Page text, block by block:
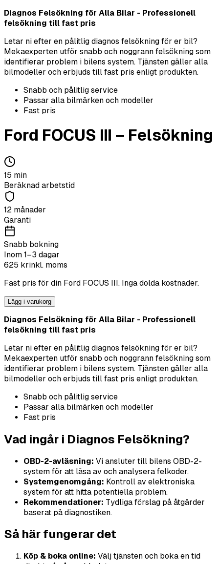
Diagnos Felsökning för Alla Bilar - Professionell
felsökning till fast pris
Letar ni efter en pålitlig diagnos felsökning för er bil?
Mekaexperten utför snabb och noggrann felsökning som
identifierar problem i bilens system. Tjänsten gäller alla
bilmodeller och erbjuds till fast pris enligt produkten.
Snabb och pålitlig service
Passar alla bilmärken och modeller
Fast pris
Ford FOCUS III – Felsökning
15 min
Beräknad arbetstid
12 månader
Garanti
Snabb bokning
Inom 1–3 dagar
625 krinkl. moms
Fast pris för din Ford FOCUS III. Inga dolda kostnader.
Lägg i varukorg
Diagnos Felsökning för Alla Bilar - Professionell
felsökning till fast pris
Letar ni efter en pålitlig diagnos felsökning för er bil?
Mekaexperten utför snabb och noggrann felsökning som
identifierar problem i bilens system. Tjänsten gäller alla
bilmodeller och erbjuds till fast pris enligt produkten.
Snabb och pålitlig service
Passar alla bilmärken och modeller
Fast pris
Vad ingår i Diagnos Felsökning?
OBD-2-avläsning: Vi ansluter till bilens OBD-2-
system för att läsa av och analysera felkoder.
Systemgenomgång: Kontroll av elektroniska
system för att hitta potentiella problem.
Rekommendationer: Tydliga förslag på åtgärder
baserat på diagnostiken.
Så här fungerar det
Köp & boka online: Välj tjänsten och boka en tid